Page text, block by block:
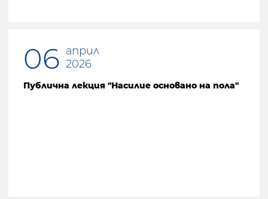
06 април
2026
Публична лекция "Насилие основано на пола"